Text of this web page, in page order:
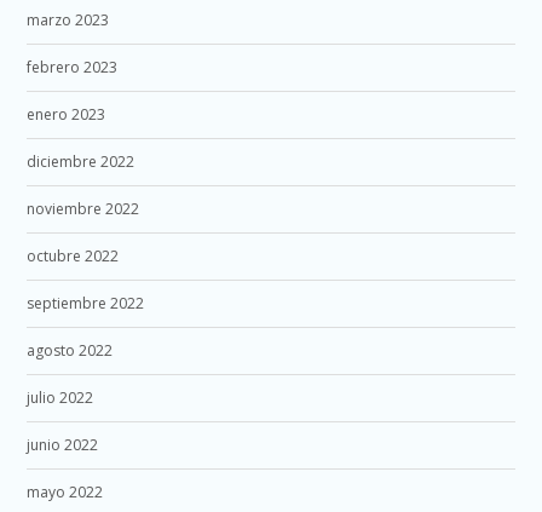
marzo 2023
febrero 2023
enero 2023
diciembre 2022
noviembre 2022
octubre 2022
septiembre 2022
agosto 2022
julio 2022
junio 2022
mayo 2022